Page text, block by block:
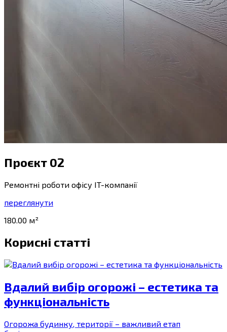
Проєкт 02
Ремонтні роботи офісу IT-компанії
переглянути
180.00 м²
Корисні статті
Вдалий вибір огорожі – естетика та
функціональність
Огорожа будинку, території – важливий етап